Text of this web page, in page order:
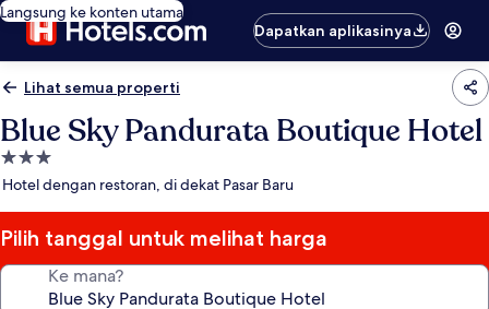
Langsung ke konten utama
Dapatkan aplikasinya
Lihat semua properti
Blue Sky Pandurata Boutique Hotel
Properti
bintang
Hotel dengan restoran, di dekat Pasar Baru
Pilih tanggal untuk melihat harga
Ke mana?